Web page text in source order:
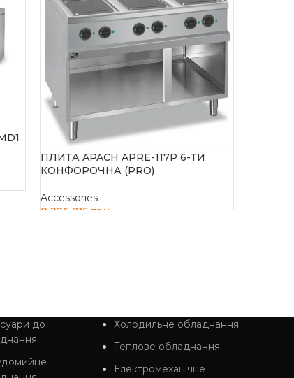
ПЛИТА APACH APRE-117P 6-ТИ
КОНФОРОЧНА (PRO)
Accessories
8 226 715грн
до
Холодильне обладнання
Теплове обладнання
Електромеханічне